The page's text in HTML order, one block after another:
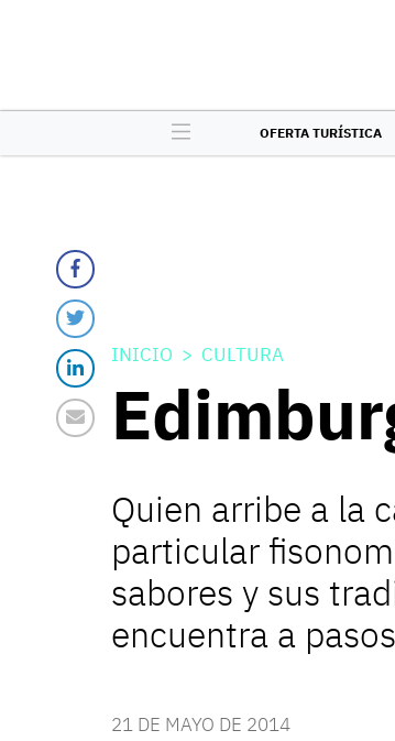
OFERTA TURÍSTICA
INICIO CULTURA
Quien arribe a la
particular
sabores y sus
encuentra a
21 DE MAYO DE 2014